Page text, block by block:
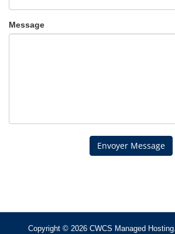
Message
Envoyer Message
Copyright © 2026 CWCS Managed